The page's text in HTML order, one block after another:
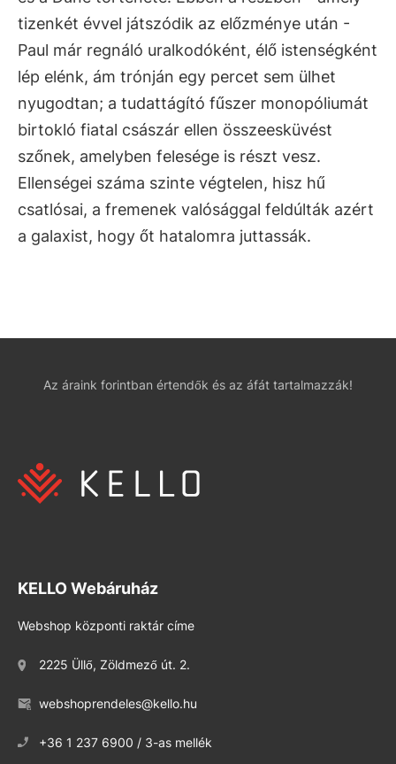
tizenkét évvel játszódik az előzménye után -
Paul már regnáló uralkodóként, élő istenségként
lép elénk, ám trónján egy percet sem ülhet
nyugodtan; a tudattágító fűszer monopóliumát
birtokló fiatal császár ellen összeesküvést
szőnek, amelyben felesége is részt vesz.
Ellenségei száma szinte végtelen, hisz hű
csatlósai, a fremenek valósággal feldúlták azért
a galaxist, hogy őt hatalomra juttassák.
Az áraink forintban értendők és az áfát tartalmazzák!
KELLO Webáruház
Webshop központi raktár címe
2225 Üllő, Zöldmező út. 2.
webshoprendeles@kello.hu
+36 1 237 6900 / 3-as mellék